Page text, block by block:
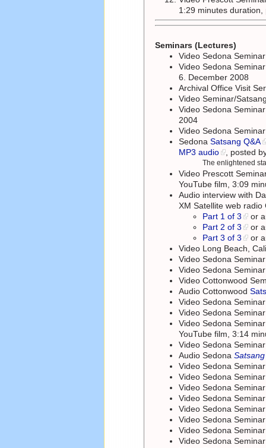
1:29 minutes
Seminars (Lectures)
Video Sedona
Video Sedona
6. December 2008
Archival Office Visit
Video Seminar/
Video Sedona
2004
Video Sedona
SedonaSatsang Q&A
MP3 audio
, posted
The enlightened
Video Prescott
YouTube film, 3:09
Audio interview with
XM Satellite web
Part 1 of 3
or
Part 2 of 3
or
Part 3 of 3
or
Video Long Beach,
Video Sedona
Video Sedona
Video Cottonwood
Audio Cottonwood
Video Sedona
Video Sedona
Video Sedona
YouTube film, 3:14
Video Sedona
Audio Sedona
Video Sedona
Video Sedona
Video Sedona
Video Sedona
Video Sedona
Video Sedona
Video Sedona
Video Sedona